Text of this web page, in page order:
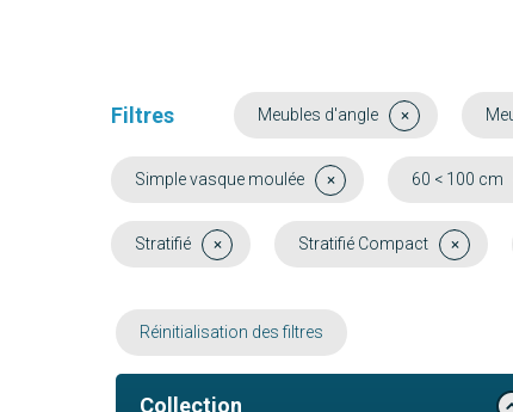
Filtres Meubles d'angle
Simple vasque moulée 60 < 100 cm
Stratifié Stratifié Compact
Réinitialisation des filtres
Collection